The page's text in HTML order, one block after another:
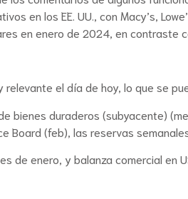
en los EE. UU., con Macy’s,
en enero de 2024, en contraste
relevante el día de hoy, lo que se
bienes duraderos (subyacente)
Board (feb), las reservas
de enero, y balanza comercial en